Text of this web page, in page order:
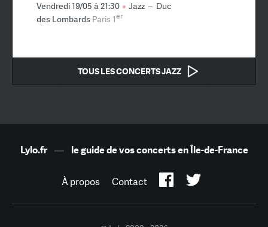
Vendredi 19/05 à 21:30 Jazz – Duc
des Lombards Paris 1er
TOUS LES CONCERTS JAZZ
Lylo.fr— le guide de vos concerts en Île-de-France
À propos Contact